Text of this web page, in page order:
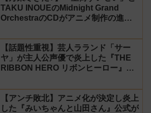
TAKU INOUEのMidnight Grand
OrchestraのCDがアニメ制作の進行
【話題性重視】芸人ラランド「サー
ヤ」が主人公声優で炎上した『THE
RIBBON HERO リボンヒーロー』に
ンルン」「でびでび・でびる」が出
演！
【アンチ敗北】アニメ化が決定し炎上
した『みいちゃんと山田さん』公式が